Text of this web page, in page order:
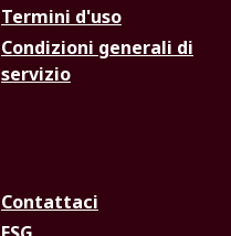
Termini d'uso
Condizioni generali di
servizio
Contattaci